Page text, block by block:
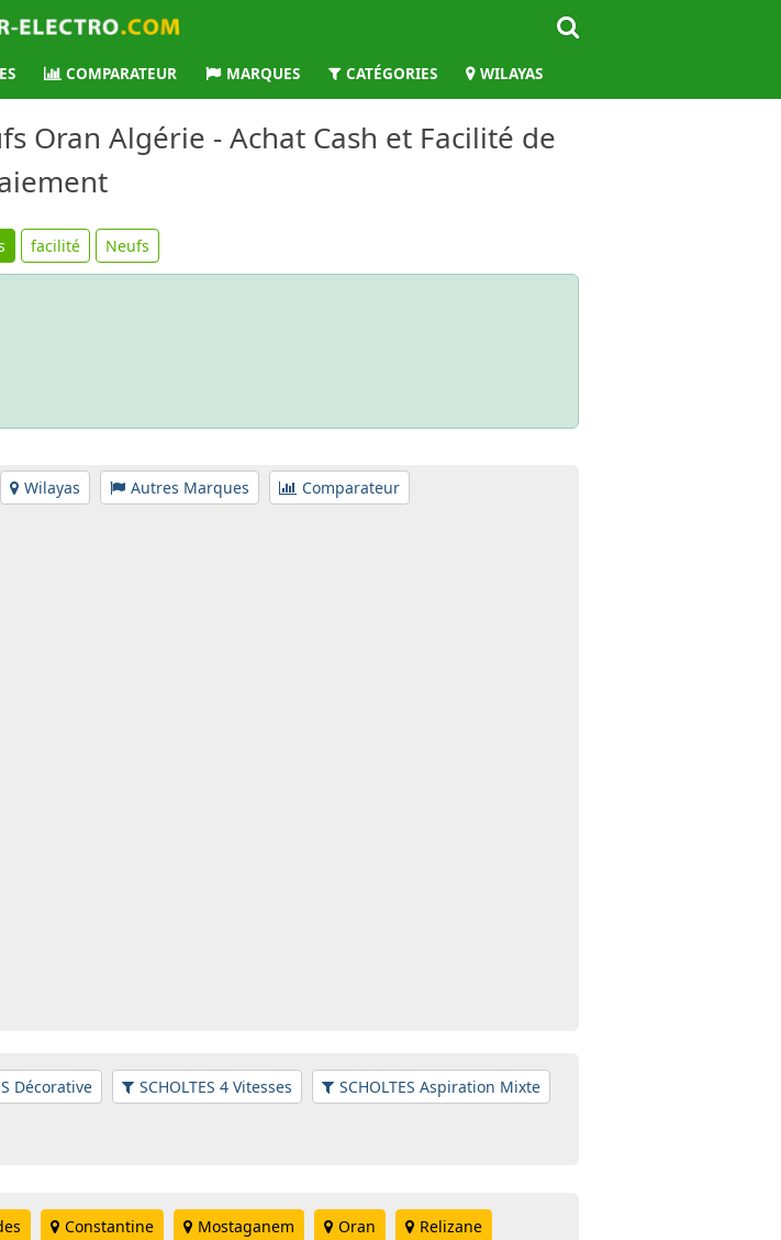
COMPARATEUR MARQUES CATÉGORIES WILAYAS
Oran Algérie - Achat Cash et Facilité de
facilité Neufs
Wilayas Autres Marques Comparateur
Décorative SCHOLTES 4 Vitesses SCHOLTES Aspiration Mixte
Constantine Mostaganem Oran Relizane